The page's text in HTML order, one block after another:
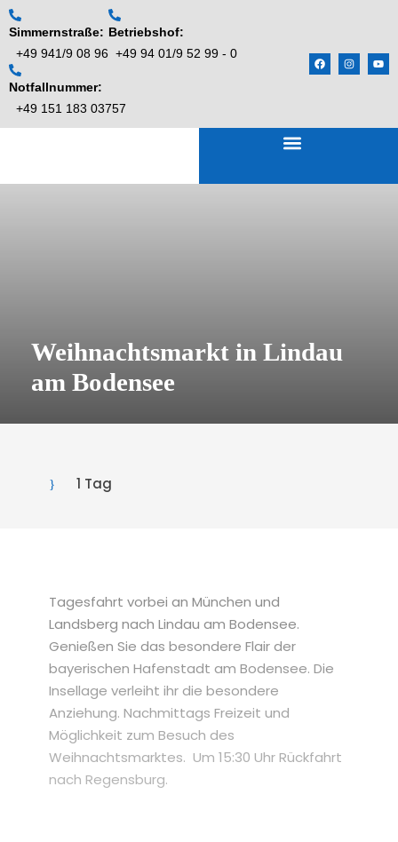
Simmernstraße:
+49 941/9 08 96
Betriebshof:
+49 94 01/9 52 99 - 0
Notfallnummer:
+49 151 183 03757
Weihnachtsmarkt in Lindau
am Bodensee
1 Tag
Tagesfahrt vorbei an München und
Landsberg nach Lindau am Bodensee.
Genießen Sie das besondere Flair der
bayerischen Hafenstadt am Bodensee. Die
Insellage verleiht ihr die besondere
Anziehung. Nachmittags Freizeit und
Möglichkeit zum Besuch des
Weihnachtsmarktes. Um 15:30 Uhr Rückfahrt
nach Regensburg.